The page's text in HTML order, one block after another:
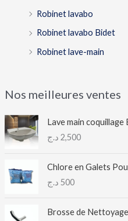
Robinet lavabo
Robinet lavabo Bidet
Robinet lave-main
Nos meilleures ventes
Lave main coquillage
2,500 د.ج
Chlore en Galets
500 د.ج
Brosse de